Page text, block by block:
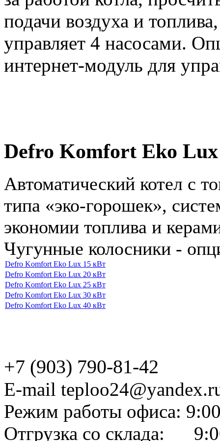
подачи воздуха и
управляет 4 насосами.
интернет-модуль для
Defro Komfort Eko Lux
Автоматический котел с
типа «эко-горошек»,
экономии топлива и
Чугунные колосники -
Defro Komfort Eko Lux 15 кВт
Defro Komfort Eko Lux 20 кВт
Defro Komfort Eko Lux 25 кВт
Defro Komfort Eko Lux 30 кВт
Defro Komfort Eko Lux 40 кВт
+7 (903) 790-81-42
E-mail
Режим работы офиса:
Отгрузка со склада: